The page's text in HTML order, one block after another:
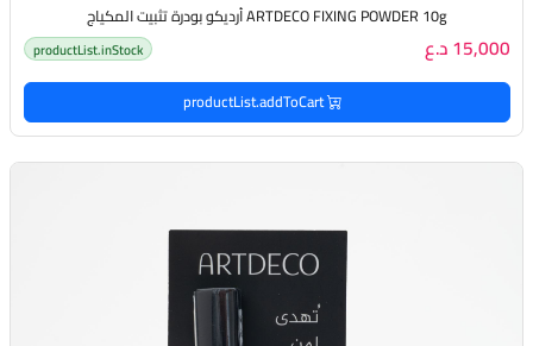
ARTDECO FIXING POWDER 10g أرديكو بودرة تثبيت المكياج
15,000 د.ع productList.inStock
productList.addToCart